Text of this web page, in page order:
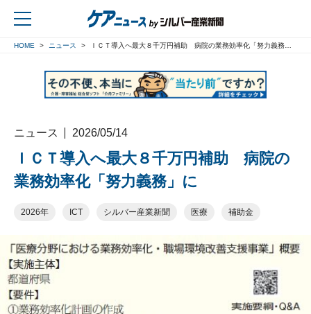
HOME ニュース ＩＣＴ導入へ最大８千万円補助 病院の業務効率化「努力義務」に
ニュース 2026/05/14
ＩＣＴ導入へ最大８千万円補助 病院の
業務効率化「努力義務」に
2026年 ICT シルバー産業新聞 医療 補助金